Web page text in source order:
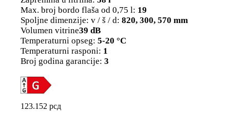
Max. broj bordo flaša od 0,75 l: 19
Spoljne dimenzije: v / š / d: 820, 300, 570 mm
Volumen vitrine39 dB
Temperaturni opseg: 5-20 °C
Temperaturni rasponi: 1
Broj godina garancije: 3
123.152 рсд